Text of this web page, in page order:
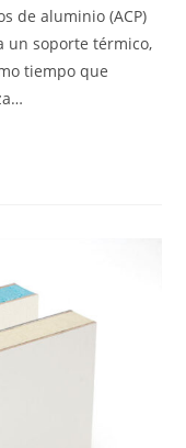
de aluminio (ACP)
un soporte térmico,
tiempo que